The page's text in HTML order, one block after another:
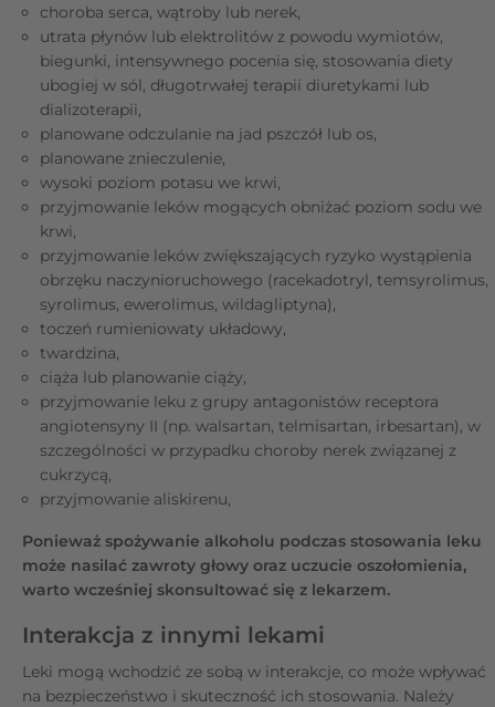
choroba serca, wątroby lub nerek,
utrata płynów lub elektrolitów z powodu wymiotów,
biegunki, intensywnego pocenia się, stosowania diety
ubogiej w sól, długotrwałej terapii diuretykami lub
dializoterapii,
planowane odczulanie na jad pszczół lub os,
planowane znieczulenie,
wysoki poziom potasu we krwi,
przyjmowanie leków mogących obniżać poziom sodu we
krwi,
przyjmowanie leków zwiększających ryzyko wystąpienia
obrzęku naczynioruchowego (racekadotryl, temsyrolimus,
syrolimus, ewerolimus, wildagliptyna),
toczeń rumieniowaty układowy,
twardzina,
ciąża lub planowanie ciąży,
przyjmowanie leku z grupy antagonistów receptora
angiotensyny II (np. walsartan, telmisartan, irbesartan), w
szczególności w przypadku choroby nerek związanej z
cukrzycą,
przyjmowanie aliskirenu,
Ponieważ spożywanie alkoholu podczas stosowania leku
może nasilać zawroty głowy oraz uczucie oszołomienia,
warto wcześniej skonsultować się z lekarzem.
Interakcja z innymi lekami
Leki mogą wchodzić ze sobą w interakcje, co może wpływać
na bezpieczeństwo i skuteczność ich stosowania. Należy